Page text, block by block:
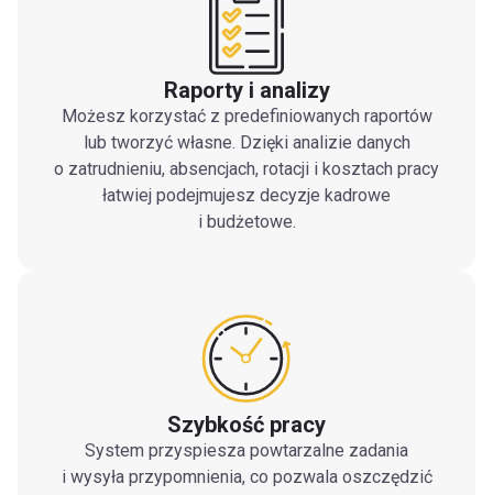
Raporty i analizy
Możesz korzystać z predefiniowanych raportów
lub tworzyć własne. Dzięki analizie danych
o zatrudnieniu, absencjach, rotacji i kosztach pracy
łatwiej podejmujesz decyzje kadrowe
i budżetowe.
Szybkość pracy
System przyspiesza powtarzalne zadania
i wysyła przypomnienia, co pozwala oszczędzić